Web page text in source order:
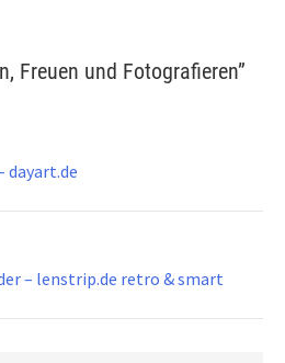
Freuen und Fotografieren”
dayart.de
– lenstrip.de retro & smart